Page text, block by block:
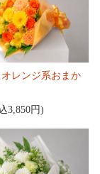
レンジ系おまか
3,850円)